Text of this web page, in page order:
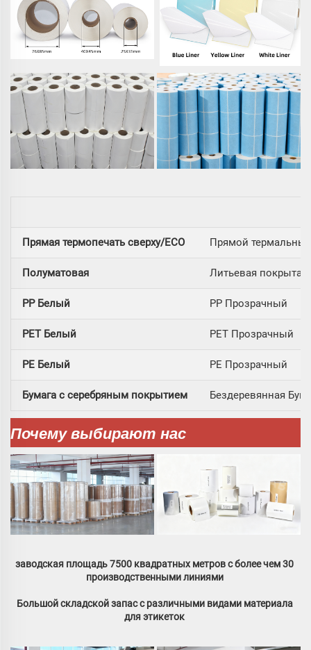
Прямая термопечать сверху/ECO Прямой термальный
Полуматовая Литьевая покрытая
PP Белый PP Прозрачный
PET Белый PET Прозрачный
PE Белый PE Прозрачный
Бумага с серебряным покрытием Бездеревянная
Почему выбирают нас
заводская площадь 7500 квадратных метров с более чем 30
производственными линиями
Большой складской запас с различными видами материала
для этикеток